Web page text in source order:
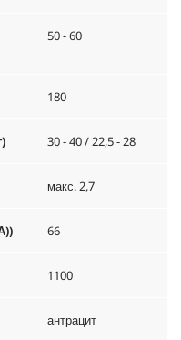
50 - 60
180
30 - 40 / 22,5 - 28
макс. 2,7
66
1100
антрацит